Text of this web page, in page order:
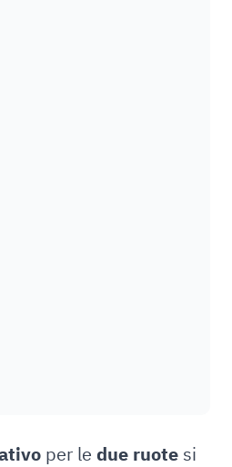
per le due ruote si